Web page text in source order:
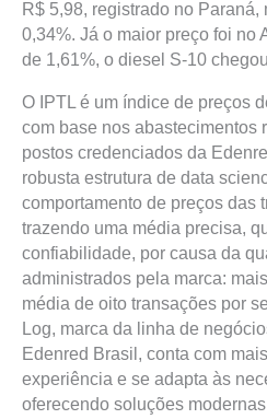
R$ 5,98, registrado no
0,34%. Já o maior preço foi no
de 1,61%, o diesel S-10
O IPTL é um índice de preços
com base nos abastecimentos
postos credenciados da
robusta estrutura de data
comportamento de preços das
trazendo uma média precisa,
confiabilidade, por causa da
administrados pela marca:
média de oito transações por
Log, marca da linha de
Edenred Brasil, conta com
experiência e se adapta às
oferecendo soluções